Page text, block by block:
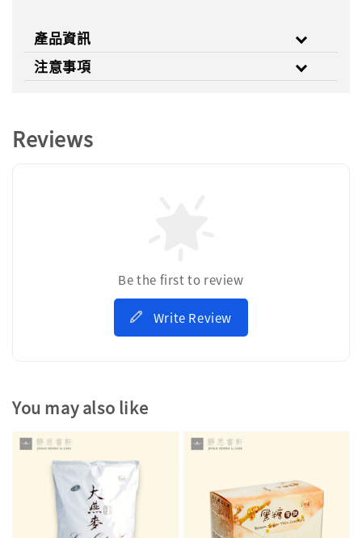
產品資訊
注意事項
Reviews
Be the first to review
Write Review
You may also like